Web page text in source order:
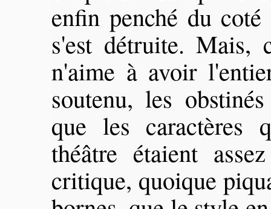
enfin penché du
s'est détruite. Mais,
n'aime à avoir
soutenu, les
que les caractères
théâtre étaient
critique, quoique